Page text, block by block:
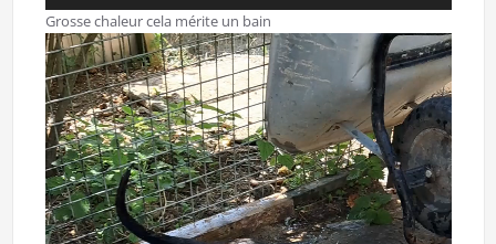
Grosse chaleur cela mérite un bain
Lecteur
vidéo